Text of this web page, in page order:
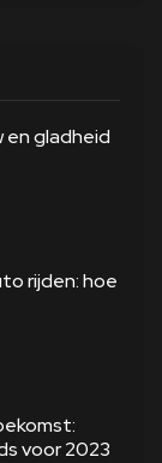
en gladheid
rijden: hoe
voor 2023